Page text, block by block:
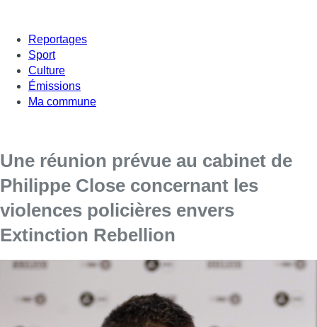
Reportages
Sport
Culture
Émissions
Ma commune
Une réunion prévue au cabinet de
Philippe Close concernant les
violences policières envers
Extinction Rebellion